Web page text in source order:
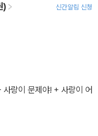
) 신간알림 신청
랑이 문제야! + 사랑이 어